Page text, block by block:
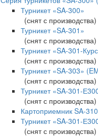
Турникет «SA-300»
(снят с производства)
Турникет «SA-301»
(снят с производства)
Турникет «SA-301-
(снят с производства)
Турникет «SA-303»
(снят с производства)
Турникет «SA-301-
(снят с производства)
Картоприемник SA-
Турникет «SA-301-
(снят с производства)